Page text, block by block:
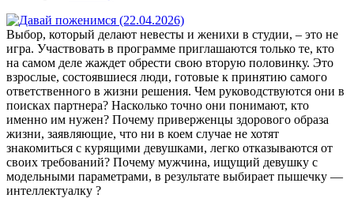
Выбор, который делают невесты и женихи в студии, – это не
игра. Участвовать в программе приглашаются только те, кто
на самом деле жаждет обрести свою вторую половинку. Это
взрослые, состоявшиеся люди, готовые к принятию самого
ответственного в жизни решения. Чем руководствуются они в
поисках партнера? Насколько точно они понимают, кто
именно им нужен? Почему приверженцы здорового образа
жизни, заявляющие, что ни в коем случае не хотят
знакомиться с курящими девушками, легко отказываются от
своих требований? Почему мужчина, ищущий девушку с
модельными параметрами, в результате выбирает пышечку —
интеллектуалку ?